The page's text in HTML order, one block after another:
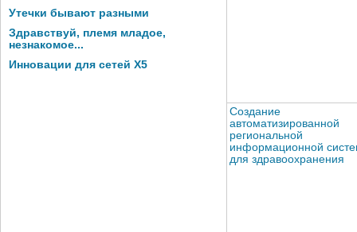
Утечки бывают разными
Здравствуй, племя младое,
незнакомое...
Инновации для сетей X5
Создание
автоматизированной
региональной
информационной
для здравоохранения